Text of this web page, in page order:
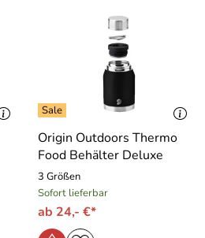
Origin Outdoors Thermo
Food Behälter Deluxe
3 Größen
Sofort lieferbar
ab 24,- €*